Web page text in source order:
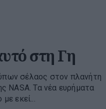
στη Γη
σέλαος στον πλανήτη
NASA. Τα νέα ευρήματα
εκεί...